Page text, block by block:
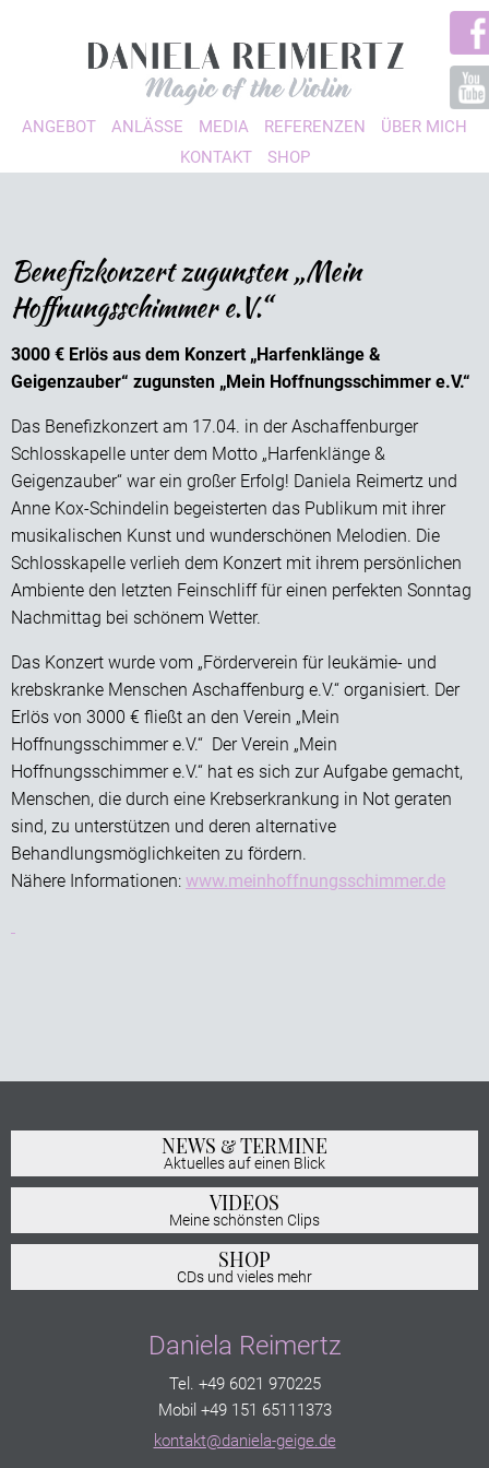
ANGEBOT ANLÄSSE MEDIA REFERENZEN
ÜBER MICH
KONTAKT
SHOP
Benefizkonzert zugunsten „Mein
Hoffnungsschimmer e.V.“
3000 € Erlös aus dem Konzert „Harfenklänge &
Geigenzauber“ zugunsten „Mein Hoffnungsschimmer e.V.“
Das Benefizkonzert am 17.04. in der Aschaffenburger
Schlosskapelle unter dem Motto „Harfenklänge &
Geigenzauber“ war ein großer Erfolg! Daniela Reimertz und
Anne Kox-Schindelin begeisterten das Publikum mit ihrer
musikalischen Kunst und wunderschönen Melodien. Die
Schlosskapelle verlieh dem Konzert mit ihrem persönlichen
Ambiente den letzten Feinschliff für einen perfekten Sonntag
Nachmittag bei schönem Wetter.
Das Konzert wurde vom „Förderverein für leukämie- und
krebskranke Menschen Aschaffenburg e.V.“ organisiert. Der
Erlös von 3000 € fließt an den Verein „Mein
Hoffnungsschimmer e.V.“ Der Verein „Mein
Hoffnungsschimmer e.V.“ hat es sich zur Aufgabe gemacht,
Menschen, die durch eine Krebserkrankung in Not geraten
sind, zu unterstützen und deren alternative
Behandlungsmöglichkeiten zu fördern.
Nähere Informationen: www.meinhoffnungsschimmer.de
NEWS & TERMINE
Aktuelles auf einen Blick
VIDEOS
Meine schönsten Clips
SHOP
CDs und vieles mehr
Daniela Reimertz
Tel. +49 6021 970225
Mobil +49 151 65111373
kontakt@daniela-geige.de